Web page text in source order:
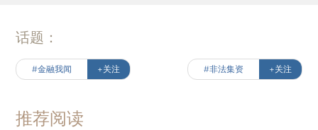
话题：
#金融我闻 +关注 #非法集资 +关注
推荐阅读